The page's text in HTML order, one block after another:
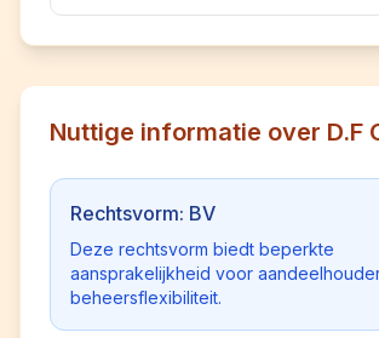
Nuttige informatie over D.F
Rechtsvorm: BV
Deze rechtsvorm biedt beperkte
aansprakelijkheid voor
beheersflexibiliteit.